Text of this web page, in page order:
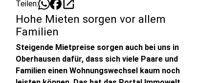
Teilen: open_in_new
Hohe Mieten sorgen vor allem
Familien
Steigende Mietpreise sorgen auch bei uns in
Oberhausen dafür, dass sich viele Paare und
Familien einen Wohnungswechsel kaum noch